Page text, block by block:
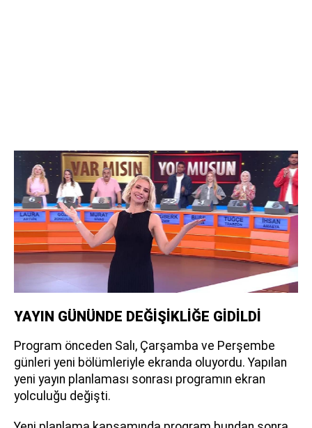
YAYIN GÜNÜNDE DEĞİŞİKLİĞE GİDİLDİ
Program önceden Salı, Çarşamba ve Perşembe
günleri yeni bölümleriyle ekranda oluyordu. Yapılan
yeni yayın planlaması sonrası programın ekran
yolculuğu değişti.